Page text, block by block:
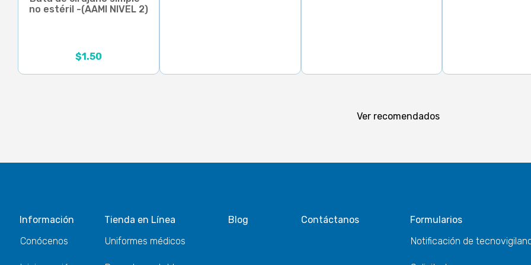
no estéril -(AAMI NIVEL 2)
$1.50
Ver recomendados
Información
Conócenos
Tienda en Línea
Uniformes médicos
Blog Contáctanos
Formularios
Notificación de